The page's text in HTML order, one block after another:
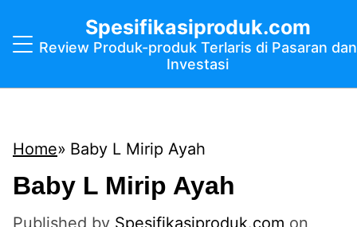
Spesifikasiproduk.com
Review Produk-produk Terlaris di Pasaran dan
Investasi
Home Baby L Mirip Ayah
Baby L Mirip Ayah
Published by Spesifikasiproduk.com on